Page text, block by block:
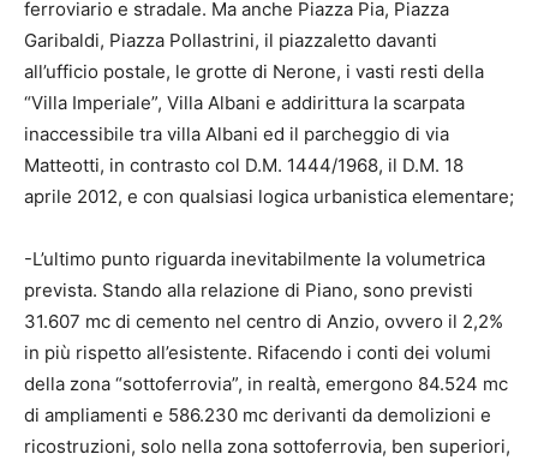
ferroviario e stradale. Ma anche Piazza Pia, Piazza
Garibaldi, Piazza Pollastrini, il piazzaletto davanti
all’ufficio postale, le grotte di Nerone, i vasti resti della
“Villa Imperiale”, Villa Albani e addirittura la scarpata
inaccessibile tra villa Albani ed il parcheggio di via
Matteotti, in contrasto col D.M. 1444/1968, il D.M. 18
aprile 2012, e con qualsiasi logica urbanistica elementare;
-L’ultimo punto riguarda inevitabilmente la volumetrica
prevista. Stando alla relazione di Piano, sono previsti
31.607 mc di cemento nel centro di Anzio, ovvero il 2,2%
in più rispetto all’esistente. Rifacendo i conti dei volumi
della zona “sottoferrovia”, in realtà, emergono 84.524 mc
di ampliamenti e 586.230 mc derivanti da demolizioni e
ricostruzioni, solo nella zona sottoferrovia, ben superiori,